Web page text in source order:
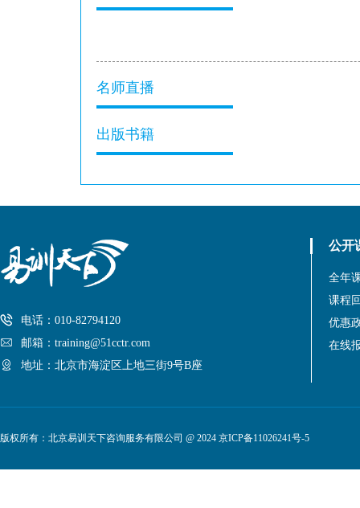
名师直播
出版书籍
电话：010-82794120
邮箱：training@51cctr.com
地址：北京市海淀区上地三街9号B座
公开
全年
课程
优惠
在线
版权所有：北京易训天下咨询服务有限公司 @ 2024 京ICP备11026241号-5